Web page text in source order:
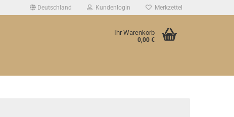
Deutschland Kundenlogin Merkzettel
Ihr Warenkorb
0,00 €